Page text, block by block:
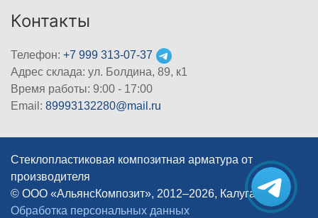
Контакты
Телефон: +7 999 313-07-37
Адрес склада: ул. Болдина, 89, к1
Время работы: 9:00 - 17:00
Email: 89993132280@mail.ru
Стеклопластиковая композитная арматура от
производителя
© ООО «АльянсКомпозит», 2012–2026, Калуга
|
Обработка персональных данных